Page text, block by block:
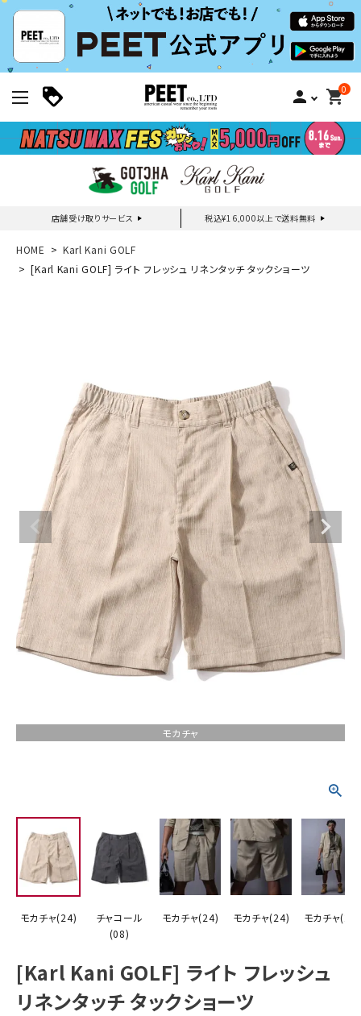
person 0
shopping_cart
店舗受け取りサービス 税込¥16,000以上で送料無料
新規会員登録｜ログイン
ブランドメニュー
カテゴリー
スタイリング
ニュース・特集
ランキング
お問い合わせ
詳しい条件から探す
HOME
Karl Kani GOLF
[Karl Kani GOLF] ライト フレッシュ リネンタッチ タックショーツ
モカチャ
モカチャ(24)
チャコール
(08)
モカチャ(24) モカチャ(24) モカチャ(24)
[Karl Kani GOLF] ライト フレッシュ
リネンタッチ タックショーツ